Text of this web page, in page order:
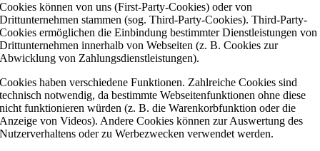
Cookies können von uns (First-Party-Cookies) oder von
Drittunternehmen stammen (sog. Third-Party-Cookies). Third-Party-
Cookies ermöglichen die Einbindung bestimmter Dienstleistungen von
Drittunternehmen innerhalb von Webseiten (z. B. Cookies zur
Abwicklung von Zahlungsdienstleistungen).
Cookies haben verschiedene Funktionen. Zahlreiche Cookies sind
technisch notwendig, da bestimmte Webseitenfunktionen ohne diese
nicht funktionieren würden (z. B. die Warenkorbfunktion oder die
Anzeige von Videos). Andere Cookies können zur Auswertung des
Nutzerverhaltens oder zu Werbezwecken verwendet werden.